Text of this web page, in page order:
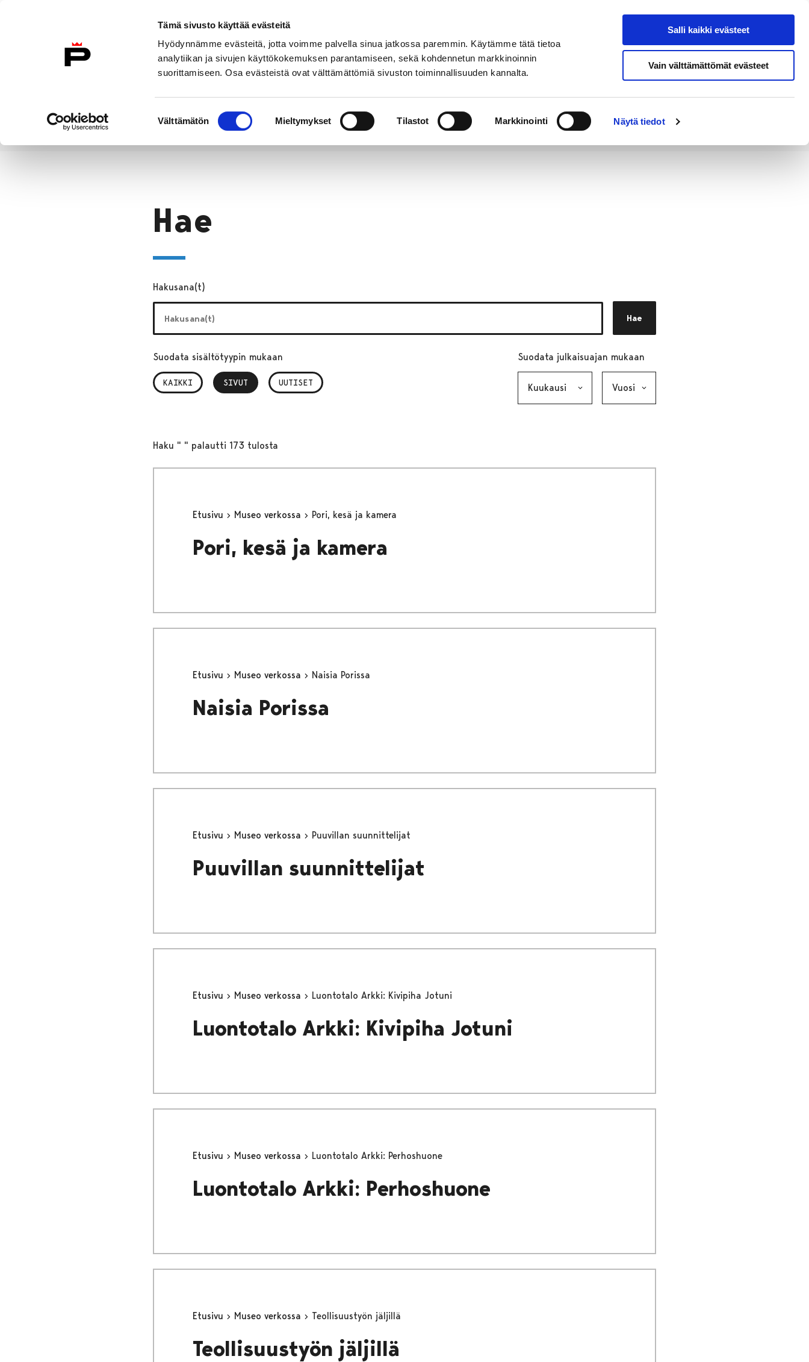
Tämä sivusto käyttää evästeitä
Hyödynnämme evästeitä, jotta voimme palvella sinua jatkossa paremmin. Käytämme tätä tietoa
analytiikan ja sivujen käyttökokemuksen parantamiseen, sekä kohdennetun markkinoinnin
suorittamiseen. Osa evästeistä ovat välttämättömiä sivuston toiminnallisuuden kannalta.
valinta
Välttämätön Mieltymykset Tilastot Markkinointi Näytä tiedot
Salli kaikki evästeet
Vain välttämättömät evästeet
Etusivulle
Hae sivustolta
Etusivu
Hae
Hakusana(t)
Hae
Suodata sisältötyypin mukaan
KAIKKI SIVUT
, VALITTU UUTISET
Suodata julkaisuajan mukaan
Haku " " palautti 173 tulosta
Etusivu Museo verkossa Pori, kesä ja kamera
Pori, kesä ja kamera
Etusivu Museo verkossa Naisia Porissa
Naisia Porissa
Etusivu Museo verkossa Puuvillan suunnittelijat
Puuvillan suunnittelijat
Etusivu Museo verkossa Luontotalo Arkki: Kivipiha Jotuni
Luontotalo Arkki: Kivipiha Jotuni
Etusivu Museo verkossa Luontotalo Arkki: Perhoshuone
Luontotalo Arkki: Perhoshuone
Etusivu Museo verkossa Teollisuustyön jäljillä
Teollisuustyön jäljillä